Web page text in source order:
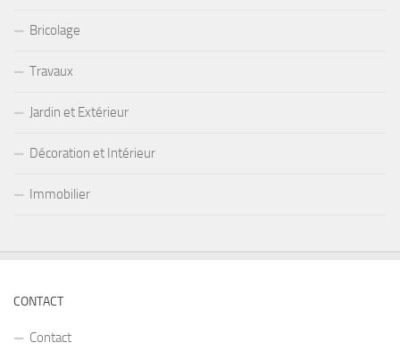
Bricolage
Travaux
Jardin et Extérieur
Décoration et Intérieur
Immobilier
CONTACT
Contact